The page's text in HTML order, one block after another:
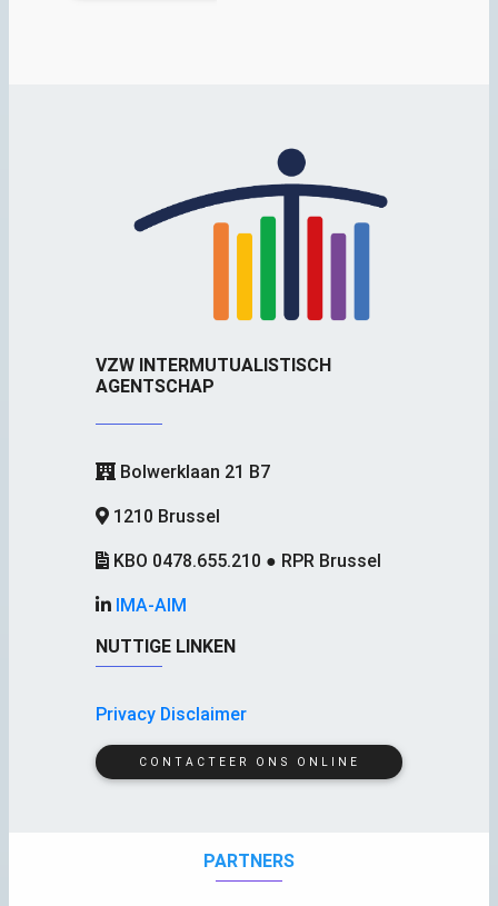
VZW INTERMUTUALISTISCH
AGENTSCHAP
Bolwerklaan 21 B7
1210 Brussel
KBO 0478.655.210 ● RPR Brussel
IMA-AIM
NUTTIGE LINKEN
Privacy Disclaimer
CONTACTEER ONS ONLINE
PARTNERS